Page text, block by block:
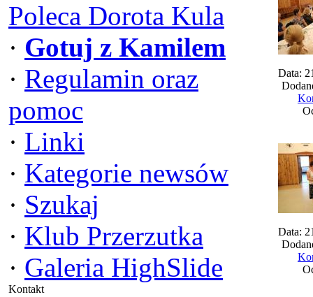
Poleca Dorota Kula
· Gotuj z Kamilem
· Regulamin oraz
pomoc
· Linki
· Kategorie newsów
· Szukaj
· Klub Przerzutka
· Galeria HighSlide
Kontakt
Data:
Data: